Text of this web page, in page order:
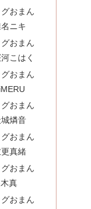
おまん
ニキ
おまん
こはく
おまん
おまん
燐音
おまん
真緒
おまん
真
おまん